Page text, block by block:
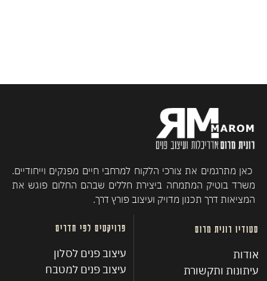
כאן מתרגמים את צורכי הלקוח למרחבי חיים מפנקים וייחודיים.
משרד בוטיק המתמחה ביצירת חללים שבהם החלום פוגש את
המציאות דרך תכנון מדויק ועיצוב פורץ דרך.
סטודיו רונית מרום
אודות
עיתונות ותקשורת
פרויקטים לפי חדרים
עיצוב פנים לסלון
עיצוב פנים למטבח